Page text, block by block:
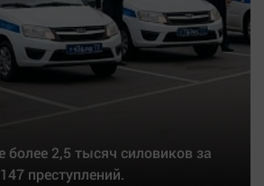
2,5 тысяч силовиков за
преступлений.